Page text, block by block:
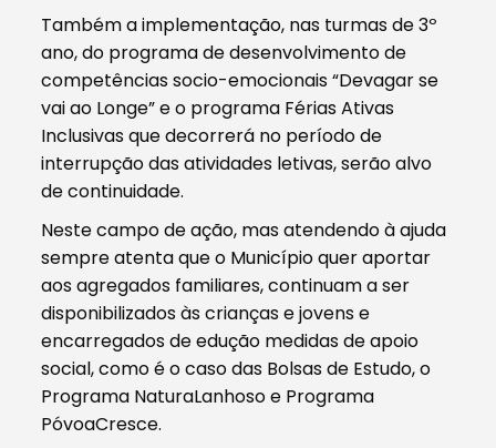
Também a implementação, nas turmas de 3º
ano, do programa de desenvolvimento de
competências socio-emocionais “Devagar se
vai ao Longe” e o programa Férias Ativas
Inclusivas que decorrerá no período de
interrupção das atividades letivas, serão alvo
de continuidade.
Neste campo de ação, mas atendendo à ajuda
sempre atenta que o Município quer aportar
aos agregados familiares, continuam a ser
disponibilizados às crianças e jovens e
encarregados de edução medidas de apoio
social, como é o caso das Bolsas de Estudo, o
Programa NaturaLanhoso e Programa
PóvoaCresce.